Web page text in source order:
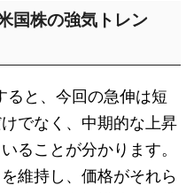
国株の強気トレン
ると、今回の急伸は短
でなく、中期的な上昇
ることが分かります。
維持し、価格がそれら